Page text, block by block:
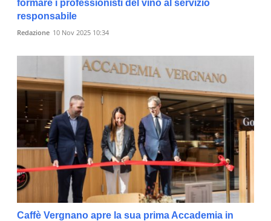
formare i professionisti del vino al servizio
responsabile
Redazione 10 Nov 2025 10:34
Caffè Vergnano apre la sua prima Accademia in